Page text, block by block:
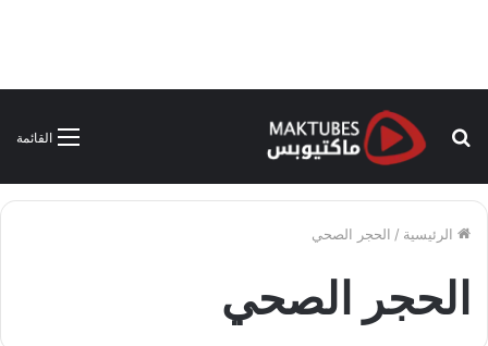
القائمة
بحث
الرئيسية / الحجر الصحي
الحجر الصحي